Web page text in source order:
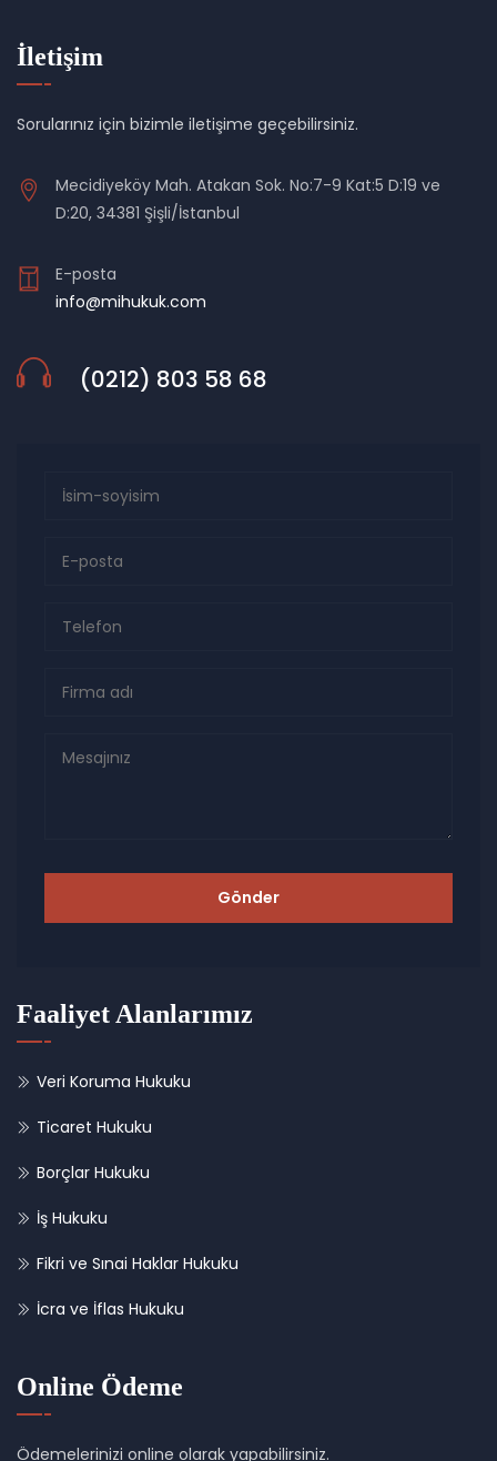
İletişim
Sorularınız için bizimle iletişime geçebilirsiniz.
Mecidiyeköy Mah. Atakan Sok. No:7-9 Kat:5 D:19 ve
D:20, 34381 Şişli/İstanbul
E-posta
info@mihukuk.com
(0212) 803 58 68
Gönder
Faaliyet Alanlarımız
Veri Koruma Hukuku
Ticaret Hukuku
Borçlar Hukuku
İş Hukuku
Fikri ve Sınai Haklar Hukuku
İcra ve İflas Hukuku
Online Ödeme
Ödemelerinizi online olarak yapabilirsiniz.